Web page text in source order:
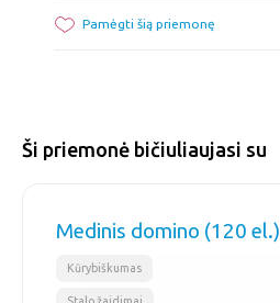
Pamėgti šią priemonę
Ši priemonė bičiuliaujasi su
Medinis domino (120 el.)
Kūrybiškumas